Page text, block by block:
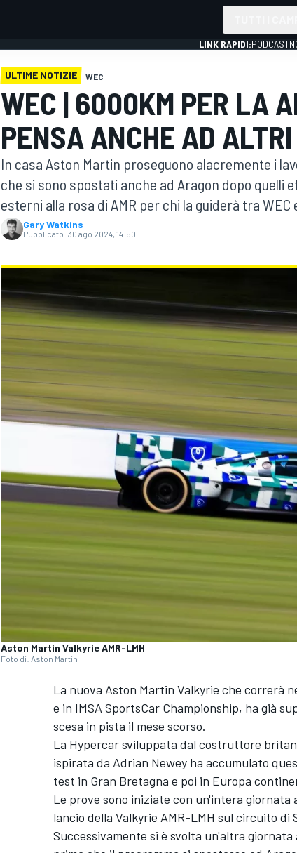
WEC
LINK RAPIDI:PODCAST
ULTIME NOTIZIE WEC
WEC | 6000KM PER LA
PENSA ANCHE AD
In casa Aston Martin proseguono alacremente i
che si sono spostati anche ad Aragon dopo quelli
esterni alla rosa di AMR per chi la guiderà tra WEC
Gary Watkins
Pubblicato: 30 ago 2024, 14:50
Aston Martin Valkyrie AMR-LMH
Foto di: Aston Martin
La nuova Aston Martin Valkyrie che correrà
e in IMSA SportsCar Championship, ha già
scesa in pista il mese scorso.
La Hypercar sviluppata dal costruttore
ispirata da Adrian Newey ha accumulato
test in Gran Bretagna e poi in Europa
Le prove sono iniziate con un'intera giornata
lancio della Valkyrie AMR-LMH sul circuito di
Successivamente si è svolta un'altra